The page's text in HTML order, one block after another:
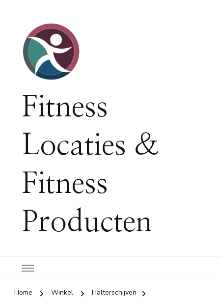
Fitness
Locaties &
Fitness
Producten
Home Winkel
Halterschijven